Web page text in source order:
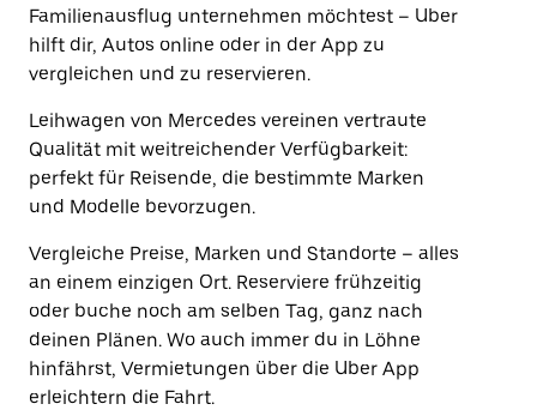
Familienausflug unternehmen möchtest – Uber
hilft dir, Autos online oder in der App zu
vergleichen und zu reservieren.
Leihwagen von Mercedes vereinen vertraute
Qualität mit weitreichender Verfügbarkeit:
perfekt für Reisende, die bestimmte Marken
und Modelle bevorzugen.
Vergleiche Preise, Marken und Standorte – alles
an einem einzigen Ort. Reserviere frühzeitig
oder buche noch am selben Tag, ganz nach
deinen Plänen. Wo auch immer du in Löhne
hinfährst, Vermietungen über die Uber App
erleichtern die Fahrt.